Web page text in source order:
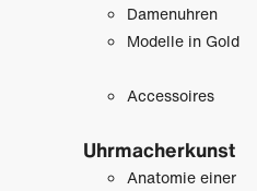
Damenuhren
Modelle in Gold
Accessoires
Uhrmacher­kunst
Anatomie einer